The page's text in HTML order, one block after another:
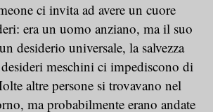
ci invita ad avere un cuore
era un uomo anziano, ma il suo
desiderio universale, la salvezza
meschini ci impediscono di
altre persone si trovavano nel
ma probabilmente erano andate